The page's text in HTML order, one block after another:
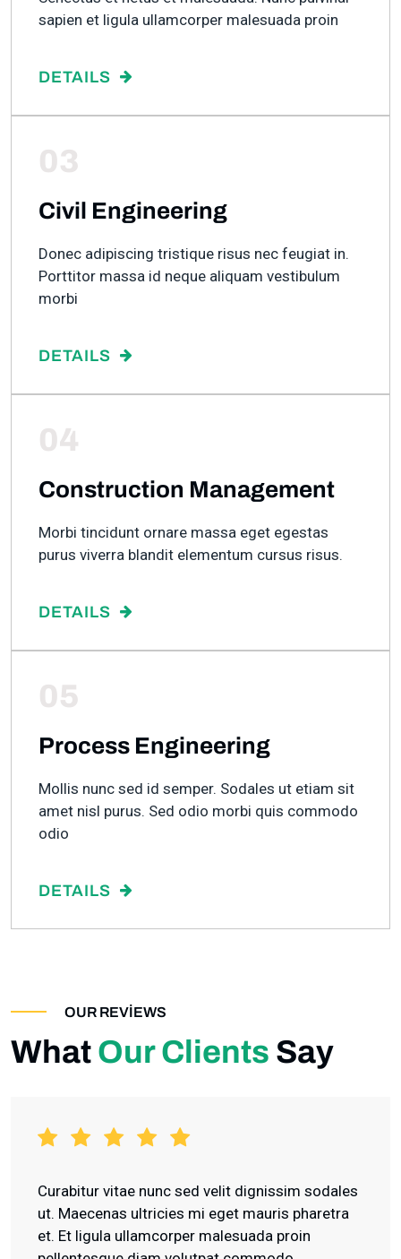
sapien et ligula ullamcorper malesuada proin
DETAILS
03
Civil Engineering
Donec adipiscing tristique risus nec feugiat in.
Porttitor massa id neque aliquam vestibulum
morbi
DETAILS
04
Construction Management
Morbi tincidunt ornare massa eget egestas
purus viverra blandit elementum cursus risus.
DETAILS
05
Process Engineering
Mollis nunc sed id semper. Sodales ut etiam sit
amet nisl purus. Sed odio morbi quis commodo
odio
DETAILS
OUR REVIEWS
What Our Clients Say
Curabitur vitae nunc sed velit dignissim sodales
ut. Maecenas ultricies mi eget mauris pharetra
et. Et ligula ullamcorper malesuada proin